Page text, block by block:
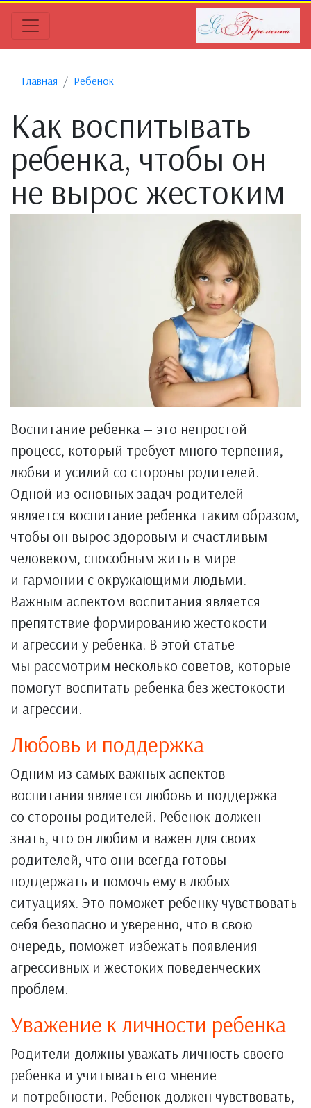
Главная Ребенок
Как воспитывать
ребенка, чтобы он
не вырос жестоким
Воспитание ребенка — это непростой
процесс, который требует много терпения,
любви и усилий со стороны родителей.
Одной из основных задач родителей
является воспитание ребенка таким образом,
чтобы он вырос здоровым и счастливым
человеком, способным жить в мире
и гармонии с окружающими людьми.
Важным аспектом воспитания является
препятствие формированию жестокости
и агрессии у ребенка. В этой статье
мы рассмотрим несколько советов, которые
помогут воспитать ребенка без жестокости
и агрессии.
Любовь и поддержка
Одним из самых важных аспектов
воспитания является любовь и поддержка
со стороны родителей. Ребенок должен
знать, что он любим и важен для своих
родителей, что они всегда готовы
поддержать и помочь ему в любых
ситуациях. Это поможет ребенку чувствовать
себя безопасно и уверенно, что в свою
очередь, поможет избежать появления
агрессивных и жестоких поведенческих
проблем.
Уважение к личности ребенка
Родители должны уважать личность своего
ребенка и учитывать его мнение
и потребности. Ребенок должен чувствовать,